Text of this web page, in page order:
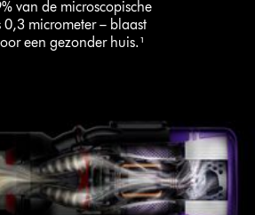
van de microscopische
0,3 micrometer – blaast
een gezonder huis.¹